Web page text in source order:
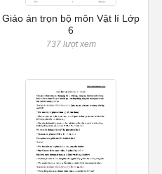
Giáo án trọn bộ môn Vật lí Lớp
6
737 lượt xem